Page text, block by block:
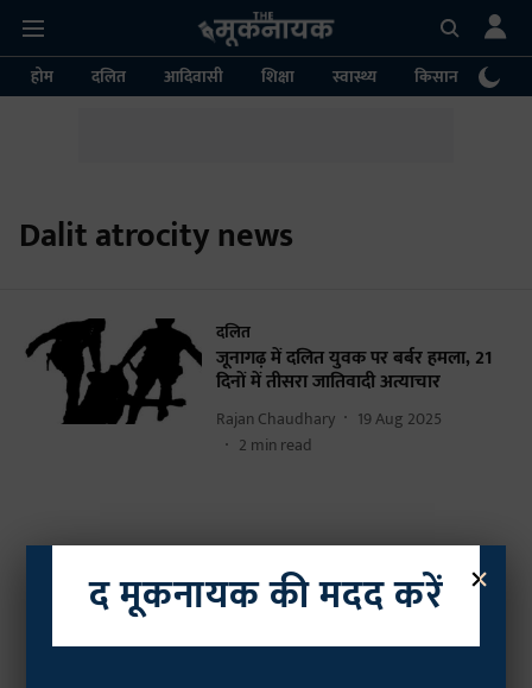
होम दलित आदिवासी शिक्षा स्वास्थ्य किसान
Dalit atrocity news
दलित
जूनागढ़ में दलित युवक पर बर्बर हमला, 21
दिनों में तीसरा जातिवादी अत्याचार
Rajan Chaudhary
19 Aug 2025
2 min read
×
द मूकनायक की मदद करें